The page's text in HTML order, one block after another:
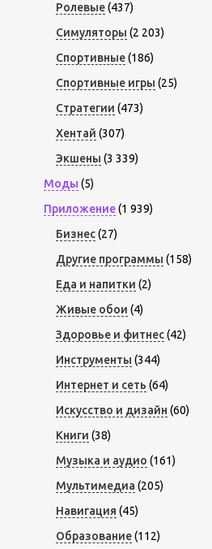
Ролевые(437)
Симуляторы (2 203)
Спортивные(186)
Спортивные игры (25)
Стратегии (473)
Хентай (307)
Экшены (3 339)
Моды (5)
Приложение(1 939)
Бизнес(27)
Другие программы (158)
Еда и напитки (2)
Живые обои (4)
Здоровье и фитнес(42)
Инструменты (344)
Интернет и сеть (64)
Искусство и дизайн (60)
Книги (38)
Музыка и аудио (161)
Мультимедиа (205)
Навигация (45)
Образование(112)